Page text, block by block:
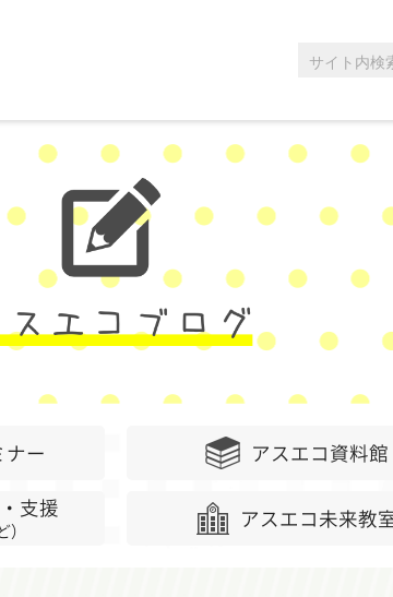
ー アスエコ資料館
支援 アスエコ未来教